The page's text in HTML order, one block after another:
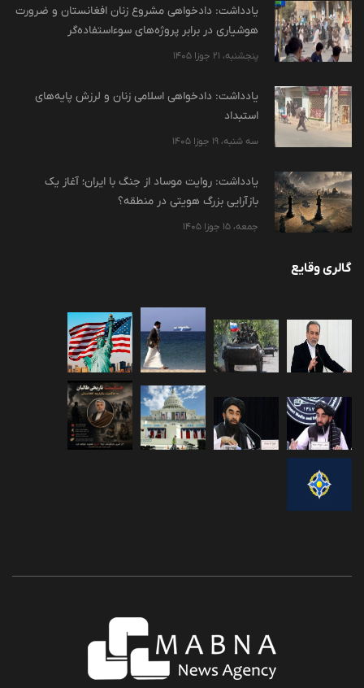
یادداشت: دادخواهی مشروع زنان افغانستان و ضرورت
هوشیاری در برابر پروژه‌های سوءاستفاده‌گر
پنجشنبه، 21 جوزا 1405
یادداشت: دادخواهی اسلامی زنان و لرزش پایه‌های
استبداد
سه شنبه، 19 جوزا 1405
یادداشت: روایت موساد از جنگ با ایران؛ آغاز یک
بازآرایی بزرگ هویتی در منطقه؟
جمعه، 15 جوزا 1405
گالری وقایع